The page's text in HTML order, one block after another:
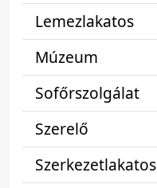
Lemezlakatos
Múzeum
Sofőrszolgálat
Szerelő
Szerkezetlakatos